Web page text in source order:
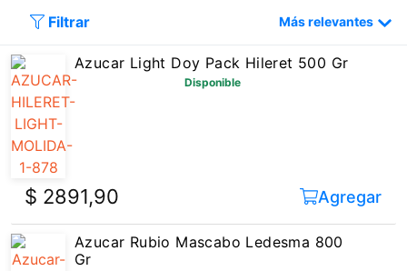
Filtrar Más relevantes
Azucar Light Doy Pack Hileret 500 Gr
Disponible
$ 2891,90 Agregar
Azucar Rubio Mascabo Ledesma 800
Gr